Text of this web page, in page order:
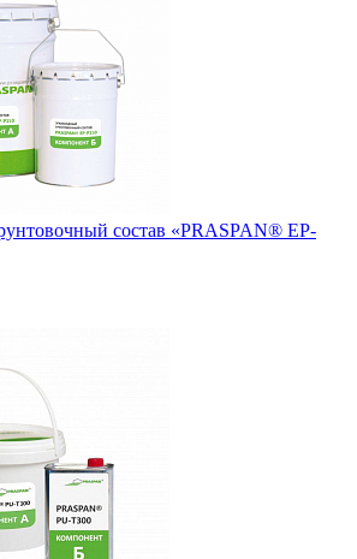
состав «PRASPAN® EP-